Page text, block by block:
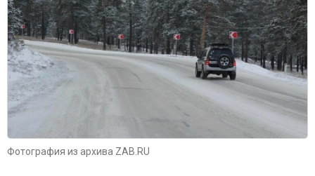
Фотография из архива ZAB.RU